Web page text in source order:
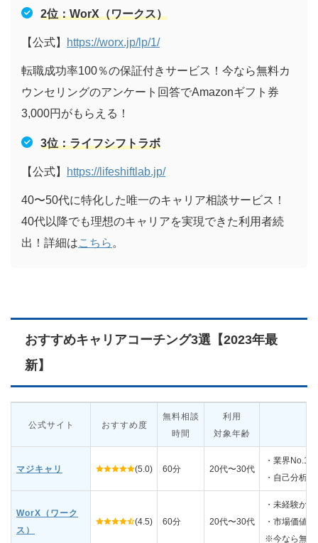
2位：WorX（ワークス）
【公式】 https://worx.jp/lp/1/
転職成功率100％の保証付きサービス！今なら無料カ
ウンセリングのアンケート回答でAmazonギフト券
3,000円がもらえる！
3位：ライフシフトラボ
【公式】 https://lifeshiftlab.jp/
40〜50代に特化した唯一のキャリア相談サービス！
40代以降でも理想のキャリアを実現できた利用者続
出！詳細はこちら 。
おすすめキャリアコーチング3選【2023年最
新】
公式サイト おすすめ度
無料相談
時間
利用
対象年齢
マジキャリ (5.0) 60分 20代〜30代
・業界No.1
・自己分析
WorX（ワーク
ス）
(4.5) 60分 20代〜30代
・未経験か
・市場価値
※今なら無料